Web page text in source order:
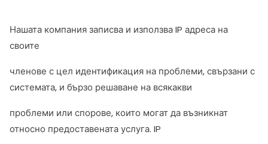
Нашата компания записва и използва IP адреса на
своите
членове с цел идентификация на проблеми, свързани с
системата, и бързо решаване на всякакви
проблеми или спорове, които могат да възникнат
относно предоставената услуга. IP